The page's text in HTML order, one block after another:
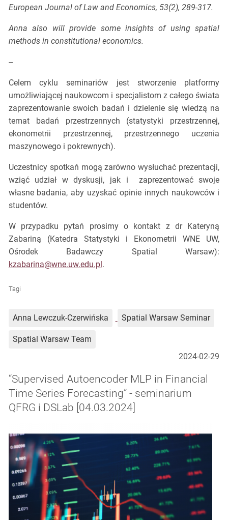
European Journal of Law and Economics, 53(2), 289-317.
Anna also will provide some insights of using spatial
methods in constitutional economics.
--
Celem cyklu seminariów jest stworzenie platformy
umożliwiającej naukowcom i specjalistom z całego świata
zaprezentowanie swoich badań i dzielenie się wiedzą na
temat badań przestrzennych (statystyki przestrzennej,
ekonometrii przestrzennej, przestrzennego uczenia
maszynowego i pokrewnych).
Uczestnicy spotkań mogą zarówno wysłuchać prezentacji,
wziąć udział w dyskusji, jak i zaprezentować swoje
własne badania, aby uzyskać opinie innych naukowców i
studentów.
W przypadku pytań prosimy o kontakt z dr Kateryną
Zabariną (Katedra Statystyki i Ekonometrii WNE UW,
Ośrodek Badawczy Spatial Warsaw):
kzabarina@wne.uw.edu.pl.
Tagi
Anna Lewczuk-Czerwińska Spatial Warsaw Seminar
Spatial Warsaw Team
2024-02-29
“Supervised Autoencoder MLP in Financial
Time Series Forecasting” - seminarium
QFRG i DSLab [04.03.2024]